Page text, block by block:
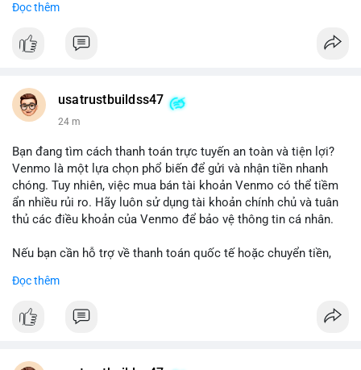
chuyển tiền, mobile deposit và thanh toán USDT.
#buyverifiedgo2bankaccounts
Đọc thêm
usatrustbuildss47
24 m
Bạn đang tìm cách thanh toán trực tuyến an toàn và tiện lợi?
Venmo là một lựa chọn phổ biến để gửi và nhận tiền nhanh
chóng. Tuy nhiên, việc mua bán tài khoản Venmo có thể tiềm
ẩn nhiều rủi ro. Hãy luôn sử dụng tài khoản chính chủ và tuân
thủ các điều khoản của Venmo để bảo vệ thông tin cá nhân.
Nếu bạn cần hỗ trợ về thanh toán quốc tế hoặc chuyển tiền,
cung cấp dịch vụ tư vấn và giải pháp thanh toán trực tuyến an
Đọc thêm